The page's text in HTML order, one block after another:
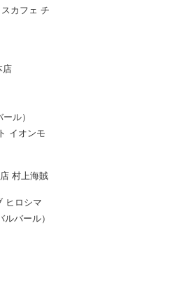
カフェ チ
店
ル）
イオンモ
村上海賊
ヒロシマ
バール）